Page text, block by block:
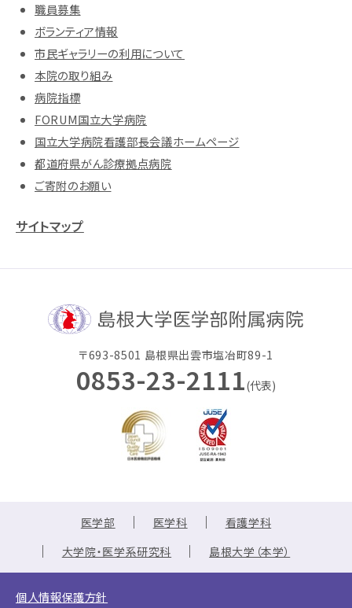
職員募集
ボランティア情報
市民ギャラリーの利用について
本院の取り組み
病院指標
FORUM国立大学病院
国立大学病院看護部長会議ホームページ
都道府県がん診療拠点病院
ご寄附のお願い
サイトマップ
〒693-8501 島根県出雲市塩冶町89-1
0853-23-2111(代表)
医学部 医学科
看護学科
大学院・医学系研究科
島根大学（本学）
個人情報保護方針